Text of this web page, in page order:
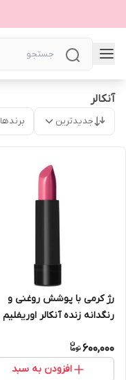
آنکالر
جدیدترین برندها
رژ کرمی با پوشش روغنی و
رنگدانه زنده آنکالر اوریفلیم
600,000
افزودن به سبد